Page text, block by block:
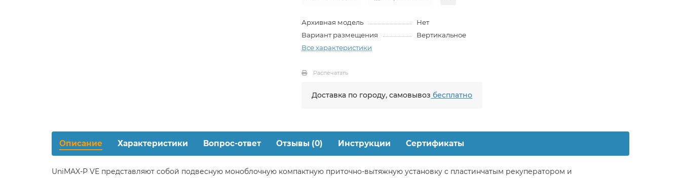
Архивная модель
Нет
Вариант размещения
Вертикальное
Все характеристики
Распечатать
Доставка по городу, самовывоз бесплатно
Описание Характеристики Вопрос-ответ Отзывы (0) Инструкции Сертификаты
UniMAX-P VЕ представляют собой подвесную моноблочную компактную приточно-вытяжную установку с пластинчатым рекуператором и